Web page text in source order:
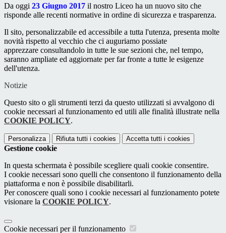
Da oggi 23 Giugno 2017 il nostro Liceo ha un nuovo sito che
risponde alle recenti normative in ordine di sicurezza e trasparenza.
Il sito, personalizzabile ed accessibile a tutta l'utenza, presenta molte
novità rispetto al vecchio che ci auguriamo possiate
apprezzare consultandolo in tutte le sue sezioni che, nel tempo,
saranno ampliate ed aggiornate per far fronte a tutte le esigenze
dell'utenza.
Notizie
Questo sito o gli strumenti terzi da questo utilizzati si avvalgono di
cookie necessari al funzionamento ed utili alle finalità illustrate nella
COOKIE POLICY.
Personalizza Rifiuta tutti i cookies Accetta tutti i cookies
Gestione cookie
In questa schermata è possibile scegliere quali cookie consentire.
I cookie necessari sono quelli che consentono il funzionamento della
piattaforma e non è possibile disabilitarli.
Per conoscere quali sono i cookie necessari al funzionamento potete
visionare la COOKIE POLICY.
Cookie necessari per il funzionamento